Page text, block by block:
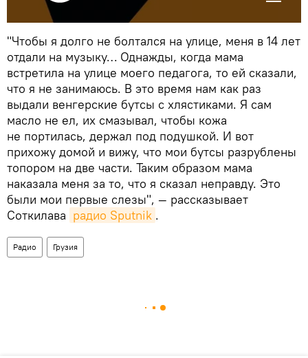
"Чтобы я долго не болтался на улице, меня в 14 лет
отдали на музыку… Однажды, когда мама
встретила на улице моего педагога, то ей сказали,
что я не занимаюсь. В это время нам как раз
выдали венгерские бутсы с хлястиками. Я сам
масло не ел, их смазывал, чтобы кожа
не портилась, держал под подушкой. И вот
прихожу домой и вижу, что мои бутсы разрублены
топором на две части. Таким образом мама
наказала меня за то, что я сказал неправду. Это
были мои первые слезы", — рассказывает
Соткилава радио Sputnik .
Радио Грузия